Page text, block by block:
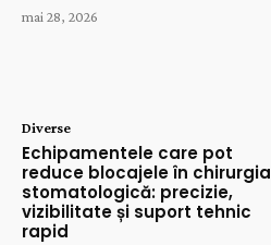
mai 28, 2026
Diverse
Echipamentele care pot
reduce blocajele în chirurgia
stomatologică: precizie,
vizibilitate și suport tehnic
rapid